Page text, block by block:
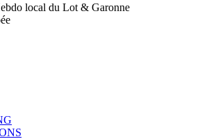
local du Lot & Garonne